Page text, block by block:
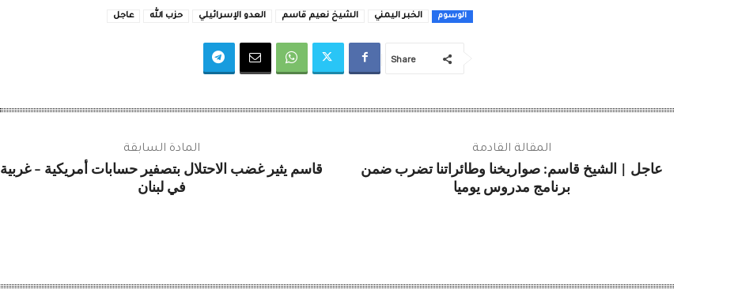
الوسوم الخبر اليمني الشيخ نعيم قاسم العدو الإسرائيلي حزب الله عاجل
Share
المادة السابقة
قاسم يثير غضب الاحتلال بتصفير حسابات أمريكية – غربية
في لبنان
المقالة القادمة
عاجل | الشيخ قاسم: صواريخنا وطائراتنا تضرب ضمن
برنامج مدروس يوميا